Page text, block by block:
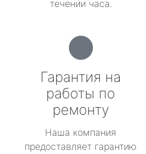
течении часа.
Гарантия на
работы по
ремонту
Наша компания
предоставляет гарантию